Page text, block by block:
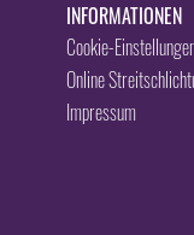
INFORMATIONEN
Cookie-
Online
Impressum